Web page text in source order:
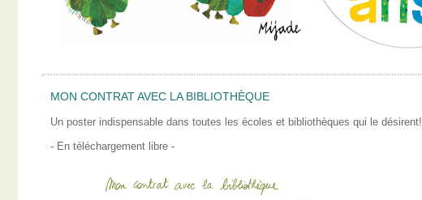
MON CONTRAT AVEC LA BIBLIOTHÈQUE
Un poster indispensable dans toutes les écoles et bibliothèques qui le désirent!
- En téléchargement libre -